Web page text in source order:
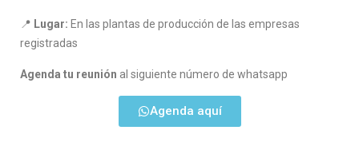
📍 Lugar: En las plantas de producción de las empresas
registradas
Agenda tu reunión al siguiente número de whatsapp
Agenda aquí